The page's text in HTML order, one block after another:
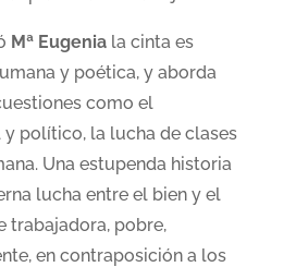
Mª Eugeniala cinta es
y poética, y aborda
como el
político, la lucha de clases
Una estupenda historia
lucha entre el bien y el
trabajadora, pobre,
en contraposición a los